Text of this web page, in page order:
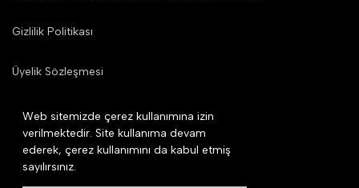
Web sitemizde çerez kullanımına izin
verilmektedir. Site kullanıma devam
ederek, çerez kullanımını da kabul etmiş
sayılırsınız.
Gizlilik Politikası
Üyelik Sözleşmesi
Mesafeli Satış Sözleşmesi
Çerez Politikası